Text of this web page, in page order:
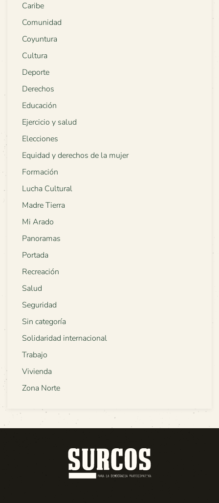
Caribe
Comunidad
Coyuntura
Cultura
Deporte
Derechos
Educación
Ejercicio y salud
Elecciones
Equidad y derechos de la mujer
Formación
Lucha Cultural
Madre Tierra
Mi Arado
Panoramas
Portada
Recreación
Salud
Seguridad
Sin categoría
Solidaridad internacional
Trabajo
Vivienda
Zona Norte